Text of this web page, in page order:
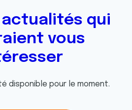
actualités qui
vous
disponible pour le moment.